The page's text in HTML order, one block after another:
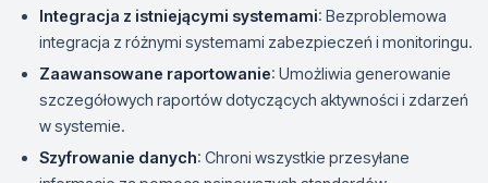
Integracja z istniejącymi systemami: Bezproblemowa
integracja z różnymi systemami zabezpieczeń i monitoringu.
Zaawansowane raportowanie: Umożliwia generowanie
szczegółowych raportów dotyczących aktywności i zdarzeń
w systemie.
Szyfrowanie danych: Chroni wszystkie przesyłane